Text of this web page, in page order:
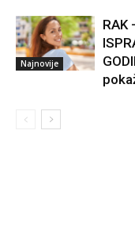
Najnovije
RAK